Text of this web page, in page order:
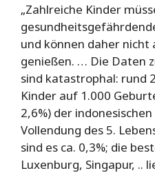
„Zahlreiche Kinder
und können daher nicht
genießen. … Die Daten
sind katastrophal: rund
Kinder auf 1.000
2,6%) der
Vollendung des 5.
sind es ca. 0,3%; die
Luxenburg, Singapur, ..